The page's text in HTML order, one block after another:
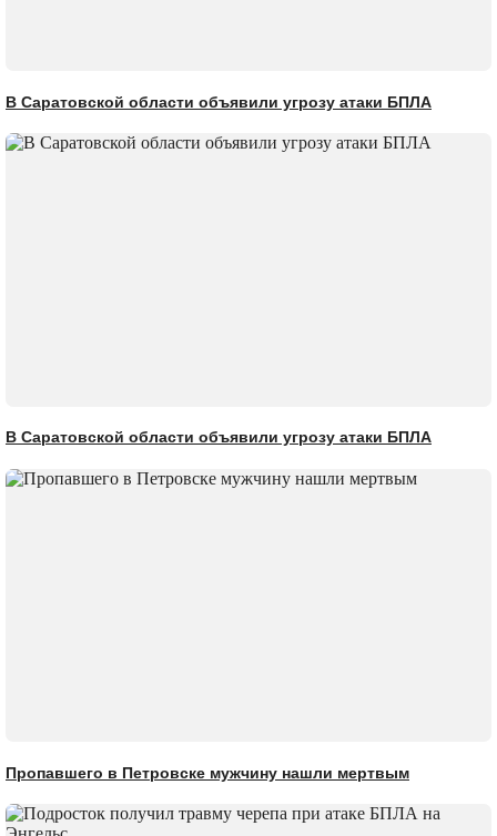
В Саратовской области объявили угрозу атаки БПЛА
В Саратовской области объявили угрозу атаки БПЛА
Пропавшего в Петровске мужчину нашли мертвым